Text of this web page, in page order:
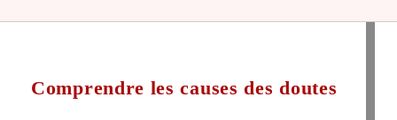
Comprendre les causes des doutes